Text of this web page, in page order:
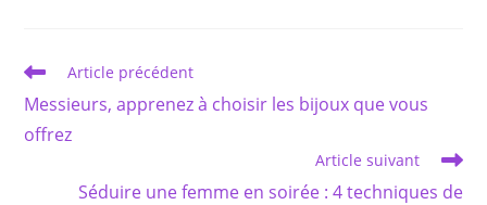
Read
articles
Article précédent
Messieurs, apprenez à choisir les bijoux que vous
offrez
Article suivant
Séduire une femme en soirée : 4 techniques de